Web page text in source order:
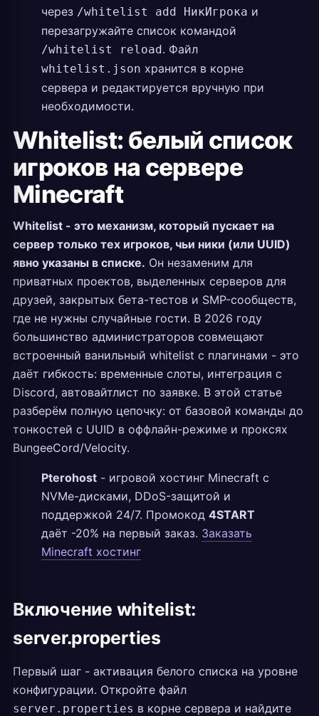
через /whitelist add НикИгрока и
перезагружайте список командой
/whitelist reload. Файл
whitelist.json хранится в корне
сервера и редактируется вручную при
необходимости.
Whitelist: белый список
игроков на сервере
Minecraft
Whitelist - это механизм, который пускает на
сервер только тех игроков, чьи ники (или UUID)
явно указаны в списке. Он незаменим для
приватных проектов, выделенных серверов для
друзей, закрытых бета-тестов и SMP-сообществ,
где не нужны случайные гости. В 2026 году
большинство администраторов совмещают
встроенный ванильный whitelist с плагинами - это
даёт гибкость: временные слоты, интеграция с
Discord, автовайтлист по заявке. В этой статье
разберём полную цепочку: от базовой команды до
тонкостей с UUID в оффлайн-режиме и проксях
BungeeCord/Velocity.
Pterohost - игровой хостинг Minecraft с
NVMe-дисками, DDoS-защитой и
поддержкой 24/7. Промокод 4START
даёт -20% на первый заказ. Заказать
Minecraft хостинг
Включение whitelist:
server.properties
Первый шаг - активация белого списка на уровне
конфигурации. Откройте файл
server.properties в корне сервера и найдите